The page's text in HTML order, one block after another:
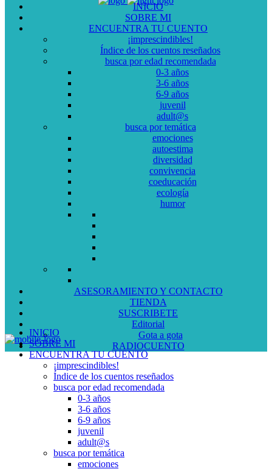
INICIO
SOBRE MI
ENCUENTRA TU CUENTO
¡imprescindibles!
Índice de los cuentos reseñados
busca por edad recomendada
0-3 años
3-6 años
6-9 años
juvenil
adult@s
busca por temática
emociones
autoestima
diversidad
convivencia
coeducación
ecología
humor
ASESORAMIENTO Y CONTACTO
TIENDA
SUSCRIBETE
Editorial
Gota a gota
RADIOCUENTO
INICIO
SOBRE MI
ENCUENTRA TU CUENTO
¡imprescindibles!
Índice de los cuentos reseñados
busca por edad recomendada
0-3 años
3-6 años
6-9 años
juvenil
adult@s
busca por temática
emociones